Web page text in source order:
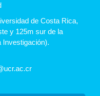
de Costa Rica,
y 125m sur de la
Investigación).